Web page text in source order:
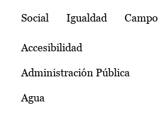
Social Igualdad Campo
Accesibilidad
Administración Pública
Agua